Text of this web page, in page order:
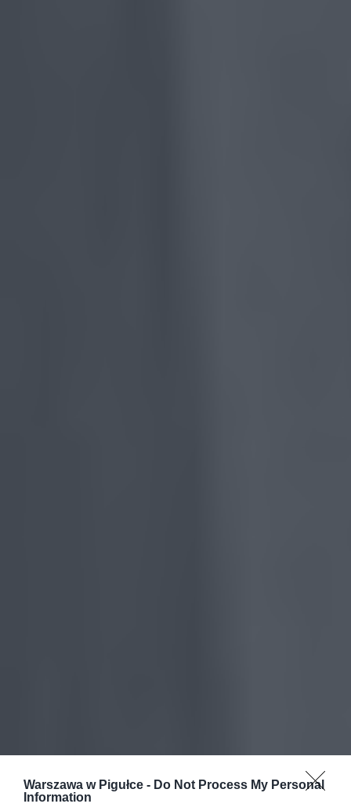
Warszawa w Pigułce - Do Not Process My Personal
Information